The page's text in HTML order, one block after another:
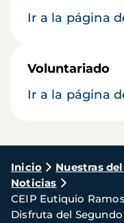
Ir a la página
Voluntariado
Ir a la página
Ruta
de
navegación
Inicio Nuestras
Noticias
CEIP Eutiquio
Disfruta del